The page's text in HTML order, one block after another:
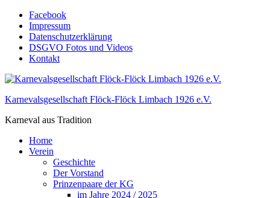
Skip
content
Facebook
Impressum
Datenschutzerklärung
DSGVO Fotos und Videos
Kontakt
Karnevalsgesellschaft Flöck-Flöck Limbach 1926 e.V.
Karneval aus Tradition
Home
Verein
Geschichte
Der Vorstand
Prinzenpaare der KG
im Jahre 2024 / 2025